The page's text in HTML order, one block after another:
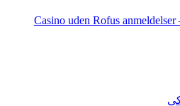
Casino uden Rofus